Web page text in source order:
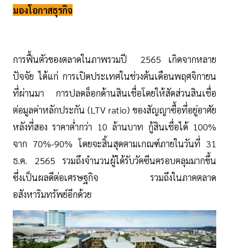
มองโอกาสธุรกิจ
การฟื้นตัวของตลาดในภาพรวมปี 2565 เกิดจากหลาย
ปัจจัย ได้แก่ การเปิดประเทศในช่วงต้นเดือนพฤศจิกายน
ที่ผ่านมา การปลดล็อกด้านสินเชื่อโดยให้สัดส่วนสินเชื่อ
ต่อมูลค่าหลักประกัน (LTV ratio) ของสัญญาซื้อที่อยู่อาศัย
หลังที่สอง ราคาต่ำกว่า 10 ล้านบาท กู้สินเชื่อได้ 100%
จาก 70%-90% โดยจะสิ้นสุดตามเกณฑ์ภายในวันที่ 31
ธ.ค. 2565 รวมถึงจำนวนผู้ได้รับวัคซีนครอบคลุมมากขึ้น
ซึ่งเป็นผลดีต่อเศรษฐกิจ รวมถึงในภาคตลาด
อสังหาริมทรัพย์อีกด้วย